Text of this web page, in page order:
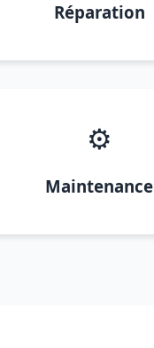
Réparation
⚙️
Maintenance